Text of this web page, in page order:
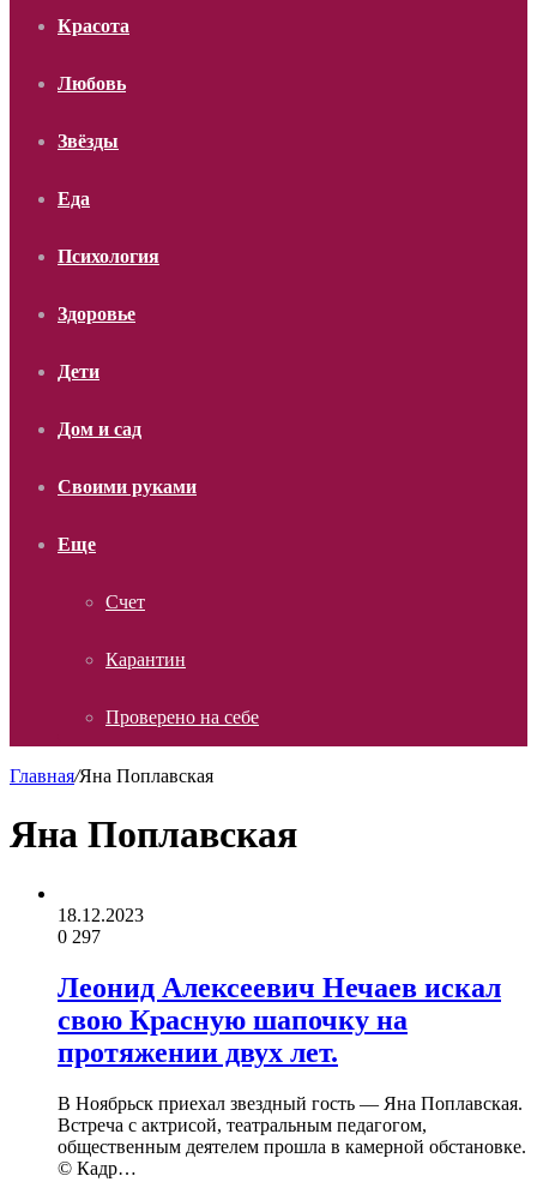
Красота
Любовь
Звёзды
Еда
Психология
Здоровье
Дети
Дом и сад
Своими руками
Еще
Счет
Карантин
Проверено на себе
Главная/Яна Поплавская
Яна Поплавская
18.12.2023
0 297
Леонид Алексеевич Нечаев искал
свою Красную шапочку на
протяжении двух лет.
В Ноябрьск приехал звездный гость — Яна Поплавская.
Встреча с актрисой, театральным педагогом,
общественным деятелем прошла в камерной обстановке.
© Кадр…